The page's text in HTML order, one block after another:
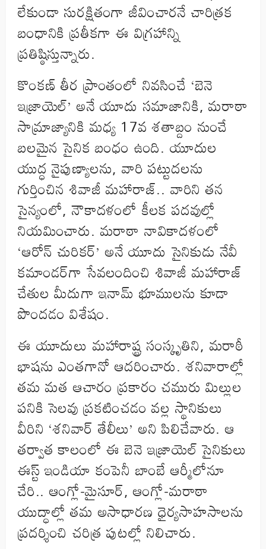
లేకుండా సురక్షితంగా జీవించారనే చారిత్రక
బంధానికి ప్రతీకగా ఈ విగ్రహాన్ని
ప్రతిష్ఠిస్తున్నారు.
కొంకణ్ తీర ప్రాంతంలో నివసించే ‘బెనె
ఇజ్రాయెల్’ అనే యూదు సమాజానికి, మరాఠా
సామ్రాజ్యానికి మధ్య 17వ శతాబ్దం నుంచే
బలమైన సైనిక బంధం ఉంది. యూదుల
యుద్ధ నైపుణ్యాలను, వారి పట్టుదలను
గుర్తించిన శివాజీ మహారాజ్.. వారిని తన
సైన్యంలో, నౌకాదళంలో కీలక పదవుల్లో
నియమించారు. మరాఠా నావికాదళంలో
‘ఆరోన్ చురికర్’ అనే యూదు సైనికుడు నేవీ
కమాండర్‌గా సేవలందించి శివాజీ మహారాజ్
చేతుల మీదుగా ఇనామ్ భూములను కూడా
పొందడం విశేషం.
ఈ యూదులు మహారాష్ట్ర సంస్కృతిని, మరాఠీ
భాషను ఎంతగానో ఆదరించారు. శనివారాల్లో
తమ మత ఆచారం ప్రకారం చమురు మిల్లుల
పనికి సెలవు ప్రకటించడం వల్ల స్థానికులు
వీరిని ‘శనివార్ తేలీలు’ అని పిలిచేవారు. ఆ
తర్వాత కాలంలో ఈ బెనె ఇజ్రాయెల్ సైనికులు
ఈస్ట్ ఇండియా కంపెనీ బాంబే ఆర్మీలోనూ
చేరి.. ఆంగ్లో-మైసూర్, ఆంగ్లో-మరాఠా
యుద్ధాల్లో తమ అసాధారణ ధైర్యసాహసాలను
ప్రదర్శించి చరిత్ర పుటల్లో నిలిచారు.